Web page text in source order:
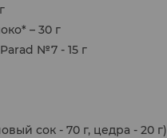
– 30 г
№7 - 15 г
сок - 70 г, цедра - 20 г)